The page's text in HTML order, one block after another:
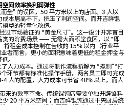
空间效率换利润弹性
全” 的误区，50 平方米以上的店面、3 人以
本居高不下，挤压了利润空间。而开吉祥馄
型的轻量化改造。
过市场验证的 “黄金尺寸”。这一设计并非盲目
类的消费场景 —— 无需大面积堂食区，以 “即
将租金成本控制在营收的 15% 以内（行业平
者而言，更小的面积意味着更低的租金押金与
。
人力成本。通过将制作流程拆解为 “煮制”“打
环节都有标准化操作手册，两名员工即可完成
4 人的配置，人力成本可节省 40% 以上，而人
来的效率革命。传统馄饨店需要单独开辟馅料
20 平方米空间；而吉祥馄饨通过中央厨房统